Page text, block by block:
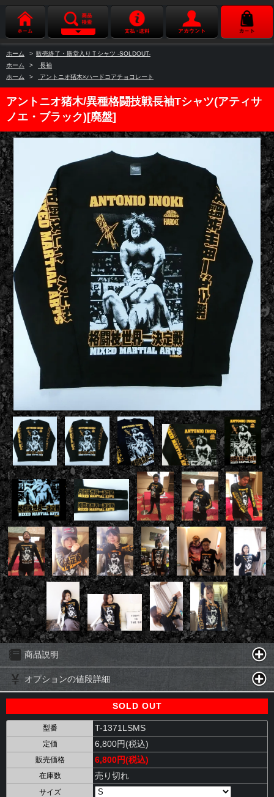
ホーム > 販売終了・殿堂入りＴシャツ -SOLDOUT-
ホーム
>
長袖
ホーム
> アントニオ猪木×ハードコアチョコレート
アントニオ猪木/異種格闘技戦長袖Tシャツ(アティサ
ノエ・ブラック)[廃盤]
商品説明
オプションの値段詳細
SOLD OUT
型番 T-1371LSMS
定価 6,800円(税込)
販売価格 6,800円(税込)
在庫数 売り切れ
サイズ